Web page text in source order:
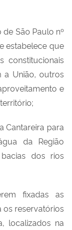
São Paulo nº
estabelece que
constitucionais
a União, outros
e
Cantareira para
da Região
dos rios
fixadas as
os reservatórios
localizados na